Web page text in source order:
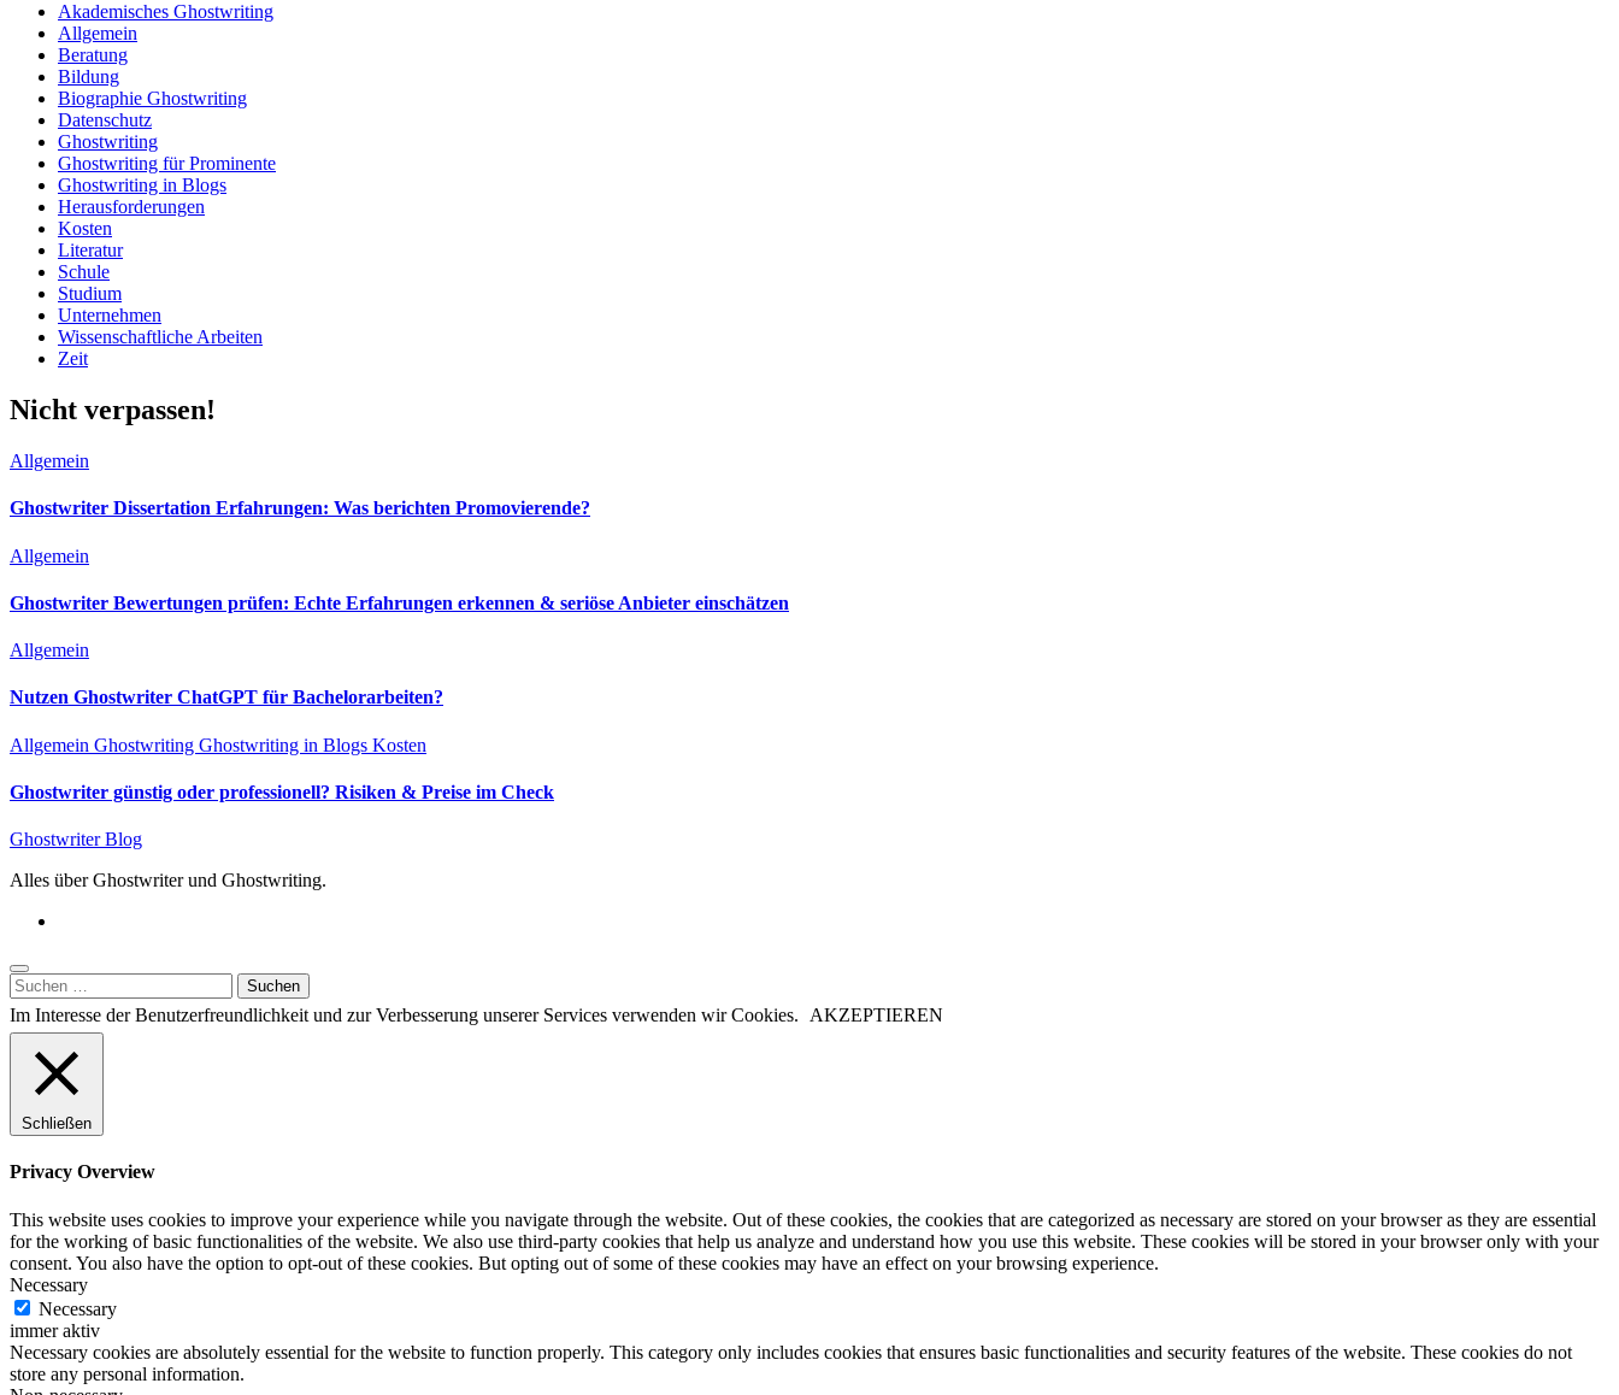
Akademisches Ghostwriting
Allgemein
Beratung
Bildung
Biographie Ghostwriting
Datenschutz
Ghostwriting
Ghostwriting für Prominente
Ghostwriting in Blogs
Herausforderungen
Kosten
Literatur
Schule
Studium
Unternehmen
Wissenschaftliche Arbeiten
Zeit
Nicht verpassen!
Allgemein
Ghostwriter Dissertation Erfahrungen: Was berichten Promovierende?
Allgemein
Ghostwriter Bewertungen prüfen: Echte Erfahrungen erkennen & seriöse Anbieter einschätzen
Allgemein
Nutzen Ghostwriter ChatGPT für Bachelorarbeiten?
Allgemein Ghostwriting Ghostwriting in Blogs Kosten
Ghostwriter günstig oder professionell? Risiken & Preise im Check
Ghostwriter Blog
Alles über Ghostwriter und Ghostwriting.
Suchen
nach:
Im Interesse der Benutzerfreundlichkeit und zur Verbesserung unserer Services verwenden wir Cookies. AKZEPTIEREN
Schließen
Privacy Overview
This website uses cookies to improve your experience while you navigate through the website. Out of these cookies, the cookies that are categorized as necessary are stored on your browser as they are essential
for the working of basic functionalities of the website. We also use third-party cookies that help us analyze and understand how you use this website. These cookies will be stored in your browser only with your
consent. You also have the option to opt-out of these cookies. But opting out of some of these cookies may have an effect on your browsing experience.
Necessary
Necessary
immer aktiv
Necessary cookies are absolutely essential for the website to function properly. This category only includes cookies that ensures basic functionalities and security features of the website. These cookies do not
store any personal information.